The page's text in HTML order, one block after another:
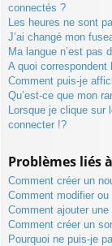
connectés ?
Les heures ne sont
J’ai changé mon
Ma langue n’est pas
A quoi correspondent
Comment puis-je
Qu’est-ce que mon
Lorsque je clique sur
connecter !?
Problèmes liés
Comment créer un
Comment modifier
Comment ajouter
Comment créer un
Pourquoi ne puis-je